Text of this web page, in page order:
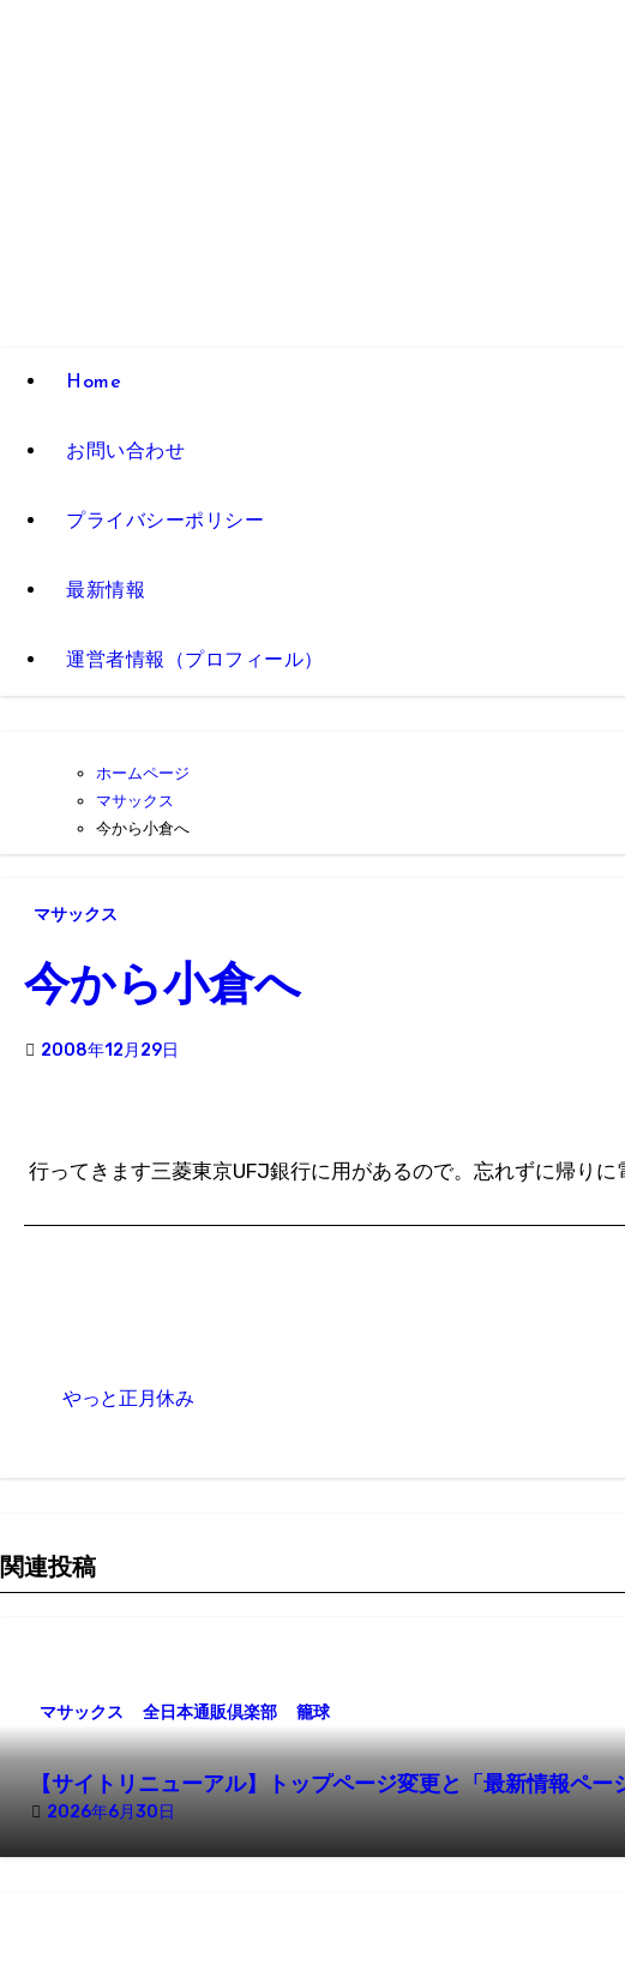
Home
お問い合わせ
プライバシーポリシー
最新情報
運営者情報（プロフィール）
ホームページ
マサックス
今から小倉へ
マサックス
今から小倉へ
2008年12月29日
行ってきます三菱東京UFJ銀行に用があるので。忘れずに帰りに
ゲ
ョ
ン
やっと正月休み
関連投稿
マサックス 全日本通販倶楽部 籠球
【サイトリニューアル】トップページ変更と「最新情報ペー
2026年6月30日